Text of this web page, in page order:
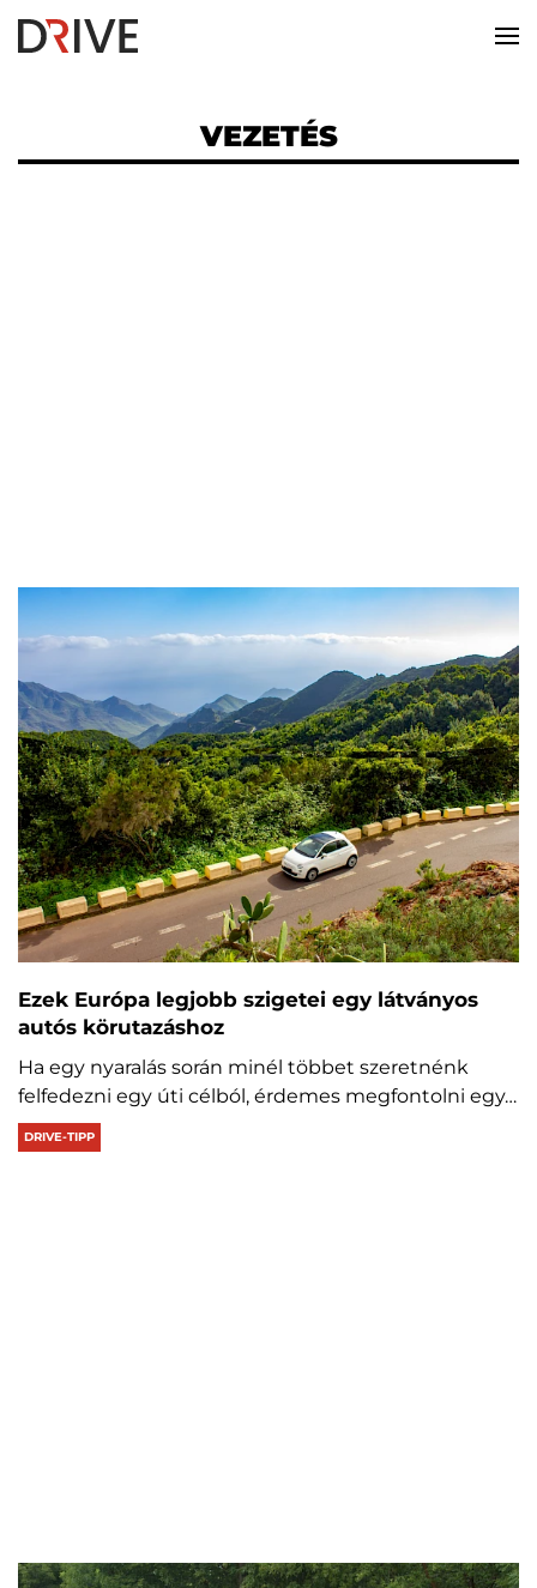
VEZETÉS
Ezek Európa legjobb szigetei egy látványos
autós körutazáshoz
Ha egy nyaralás során minél többet szeretnénk
felfedezni egy úti célból, érdemes megfontolni egy…
DRIVE-TIPP